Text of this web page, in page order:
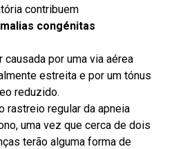
contribuem
congénitas
causada por uma via aérea
estreita e por um tónus
reduzido.
rastreio regular da apneia
uma vez que cerca de dois
terão alguma forma de